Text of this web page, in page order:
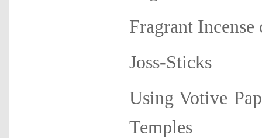
Fragrant
Joss-Sticks
Using Votive
Temples